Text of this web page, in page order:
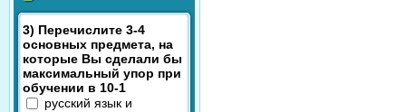
3) Перечислите 3-4
основных предмета, на
которые Вы сделали бы
максимальный упор при
обучении в 10-1
русский язык и